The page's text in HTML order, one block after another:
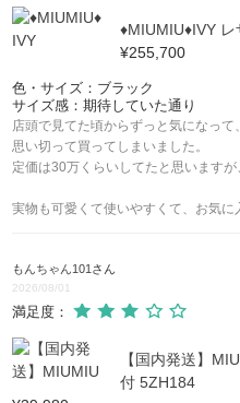
♦MIUMIU♦IVY
¥255,700
色・サイズ：ブラック
サイズ感：期待していた通り
店頭で見てた頃からずっと気になって、
思い切って買ってしまいました。
定価は30万くらいしてたと思いますが
実物も可愛くて使いやすくて、お気に
もんちゃん101 さん
2026/08/01
満足度：
【国内発送】
付 5ZH184